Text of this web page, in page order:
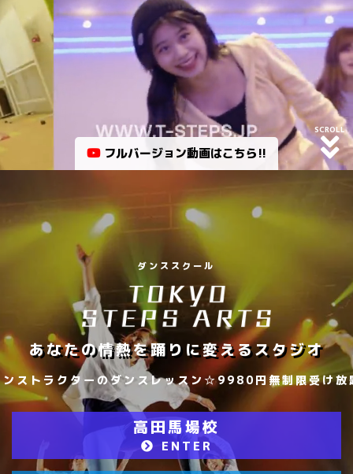
フルバージョン動画はこちら!!
SCROLL
ダンススクール
あなたの情熱を踊りに変えるスタジオ
円無制限受け放題！】初心者も経験者もキッズも安
高田馬場校
ENTER